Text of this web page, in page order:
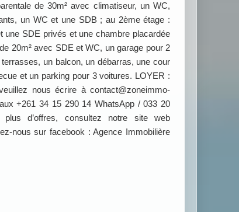
de 30m² avec climatiseur, un WC,
un WC et une SDB ; au 2ème étage :
une SDE privés et une chambre placardée
20m² avec SDE et WC, un garage pour 2
un balcon, un débarras, une cour
et un parking pour 3 voitures. LOYER :
nous écrire à contact@zoneimmo-
+261 34 15 290 14 WhatsApp / 033 20
d’offres, consultez notre site web
nous sur facebook : Agence Immobilière